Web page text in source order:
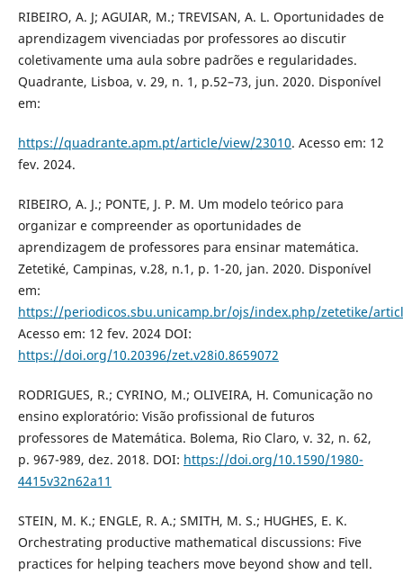
RIBEIRO, A. J; AGUIAR, M.; TREVISAN, A. L. Oportunidades de
aprendizagem vivenciadas por professores ao discutir
coletivamente uma aula sobre padrões e regularidades.
Quadrante, Lisboa, v. 29, n. 1, p.52–73, jun. 2020. Disponível
em:
https://quadrante.apm.pt/article/view/23010. Acesso em: 12
fev. 2024.
RIBEIRO, A. J.; PONTE, J. P. M. Um modelo teórico para
organizar e compreender as oportunidades de
aprendizagem de professores para ensinar matemática.
Zetetiké, Campinas, v.28, n.1, p. 1-20, jan. 2020. Disponível
em:
https://periodicos.sbu.unicamp.br/ojs/index.php/zetetike/
Acesso em: 12 fev. 2024 DOI:
https://doi.org/10.20396/zet.v28i0.8659072
RODRIGUES, R.; CYRINO, M.; OLIVEIRA, H. Comunicação no
ensino exploratório: Visão profissional de futuros
professores de Matemática. Bolema, Rio Claro, v. 32, n. 62,
p. 967-989, dez. 2018. DOI: https://doi.org/10.1590/1980-
4415v32n62a11
STEIN, M. K.; ENGLE, R. A.; SMITH, M. S.; HUGHES, E. K.
Orchestrating productive mathematical discussions: Five
practices for helping teachers move beyond show and tell.